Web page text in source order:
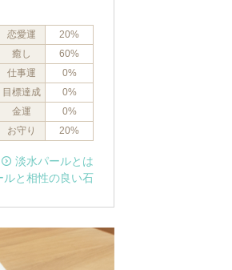
恋愛運
20%
癒し
60%
仕事運
0%
目標達成
0%
金運
0%
お守り
20%
淡水パールとは
ルと相性の良い石